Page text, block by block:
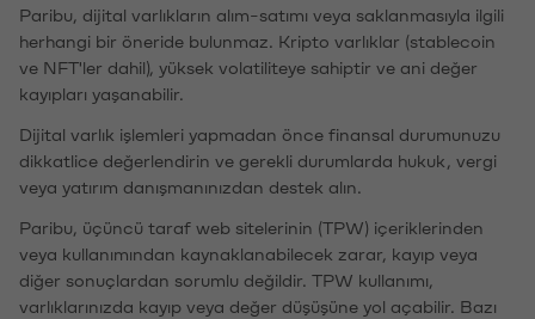
Paribu, dijital varlıkların alım-satımı veya saklanmasıyla ilgili
herhangi bir öneride bulunmaz. Kripto varlıklar (stablecoin
ve NFT'ler dahil), yüksek volatiliteye sahiptir ve ani değer
kayıpları yaşanabilir.
Dijital varlık işlemleri yapmadan önce finansal durumunuzu
dikkatlice değerlendirin ve gerekli durumlarda hukuk, vergi
veya yatırım danışmanınızdan destek alın.
Paribu, üçüncü taraf web sitelerinin (TPW) içeriklerinden
veya kullanımından kaynaklanabilecek zarar, kayıp veya
diğer sonuçlardan sorumlu değildir. TPW kullanımı,
varlıklarınızda kayıp veya değer düşüşüne yol açabilir. Bazı